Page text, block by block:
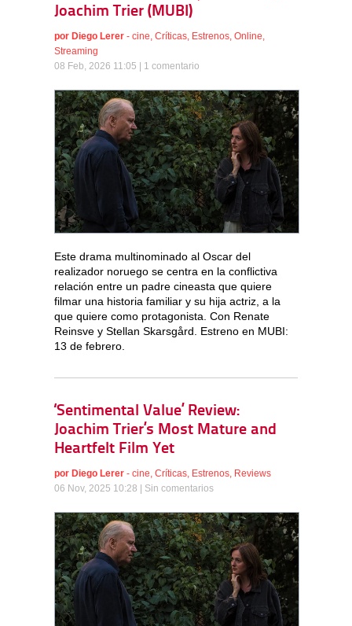
Joachim Trier (MUBI)
por Diego Lerer - cine, Críticas, Estrenos, Online,
Streaming
08 Feb, 2026 11:05 | 1 comentario
Este drama multinominado al Oscar del
realizador noruego se centra en la conflictiva
relación entre un padre cineasta que quiere
filmar una historia familiar y su hija actriz, a la
que quiere como protagonista. Con Renate
Reinsve y Stellan Skarsgård. Estreno en MUBI:
13 de febrero.
‘Sentimental Value’ Review:
Joachim Trier’s Most Mature and
Heartfelt Film Yet
por Diego Lerer - cine, Críticas, Estrenos, Reviews
06 Nov, 2025 10:28 | Sin comentarios